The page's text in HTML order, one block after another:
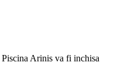
Piscina Arinis va fi inchisa